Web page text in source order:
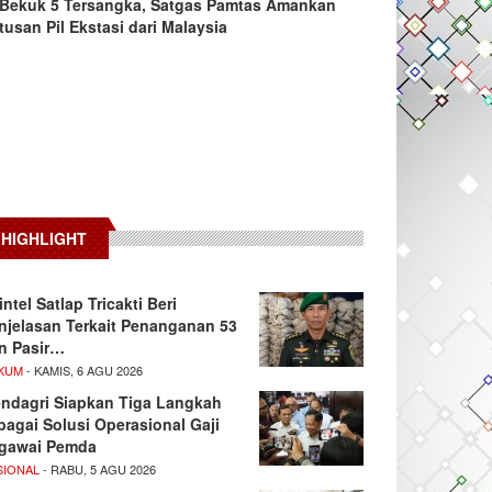
Pil Ekstasi dari Malaysia
HIGHLIGHT
Satlap Tricakti Beri
Terkait Penanganan 53
Pasir…
- KAMIS, 6 AGU 2026
Siapkan Tiga Langkah
Solusi Operasional Gaji
Pemda
- RABU, 5 AGU 2026